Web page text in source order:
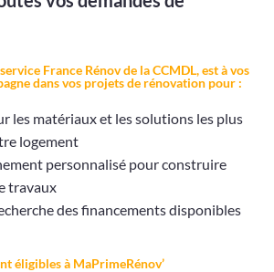
France Rénov de la CCMDL, est à vos
dans vos projets de rénovation pour :
les matériaux et les solutions les plus
logement
personnalisé pour construire
travaux
des financements disponibles
éligibles à MaPrimeRénov’
de la CCMDL